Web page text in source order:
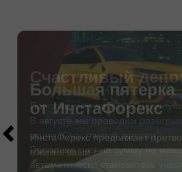
Счастливый
Пополни счет на $3 000 и
В августе мы проводим розыгрыш
акции "Счастливый депозит"!
Пополнив счет на сумму не
автоматически становитесь